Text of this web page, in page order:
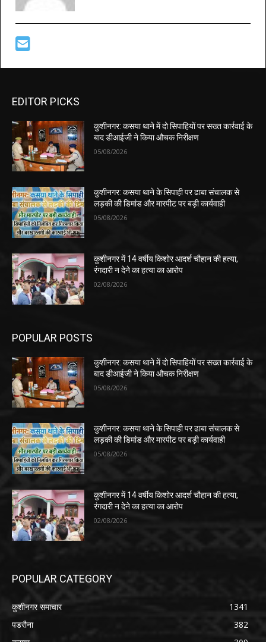
EDITOR PICKS
कुशीनगर: कसया थाने में दो सिपाहियों पर सख्त कार्रवाई के
बाद डीआईजी ने किया औचक निरीक्षण
05/08/2026
कुशीनगर: कसया थाने के सिपाही पर ढाबा संचालक से
लड़की की डिमांड और मारपीट पर बड़ी कार्यवाही
05/08/2026
कुशीनगर में 14 वर्षीय किशोर आदर्श चौहान की हत्या,
रंगदारी न देने का हत्या का आरोप
02/08/2026
POPULAR POSTS
कुशीनगर: कसया थाने में दो सिपाहियों पर सख्त कार्रवाई के
बाद डीआईजी ने किया औचक निरीक्षण
05/08/2026
कुशीनगर: कसया थाने के सिपाही पर ढाबा संचालक से
लड़की की डिमांड और मारपीट पर बड़ी कार्यवाही
05/08/2026
कुशीनगर में 14 वर्षीय किशोर आदर्श चौहान की हत्या,
रंगदारी न देने का हत्या का आरोप
02/08/2026
POPULAR CATEGORY
कुशीनगर समाचार
1341
पडरौना
382